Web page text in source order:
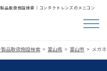
品取扱施設検索│コンタクトレンズのメニコン
品取扱施設検索 富山県 富山市 メガ